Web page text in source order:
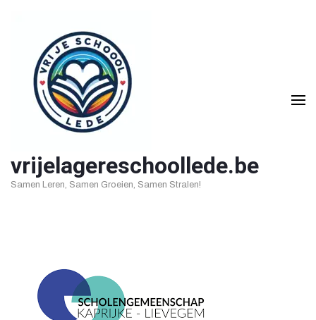
inhoud
vrijelagereschoollede.be
Samen Leren, Samen Groeien, Samen Stralen!